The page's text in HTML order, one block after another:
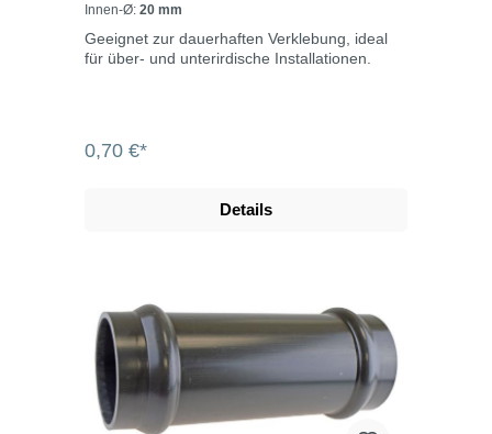
Innen-Ø: 20 mm
Geeignet zur dauerhaften Verklebung, ideal
für über- und unterirdische Installationen.
0,70 €*
Details